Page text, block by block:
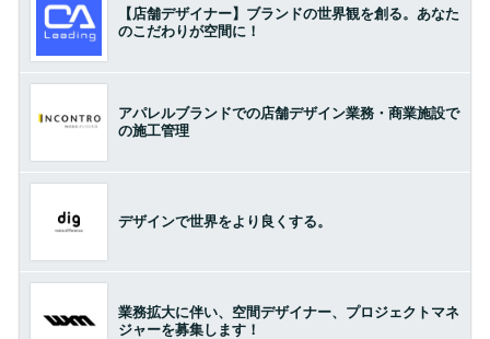
【店舗デザイナー】ブランドの世界観を創る。あなた
のこだわりが空間に！
アパレルブランドでの店舗デザイン業務・商業施設で
の施工管理
デザインで世界をより良くする。
業務拡大に伴い、空間デザイナー、プロジェクトマネ
ジャーを募集します！